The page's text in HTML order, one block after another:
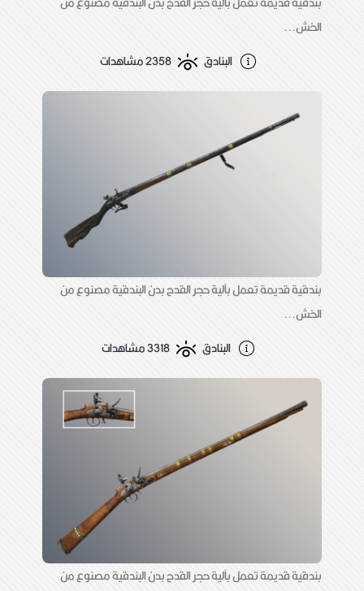
الخش...
البنادق
2358 مشاهدات
بندقية قديمة تعمل بآلية حجر القدح بدن البندقية مصنوع من
الخش...
البنادق
3318 مشاهدات
بندقية قديمة تعمل بآلية حجر القدح بدن البندقية مصنوع من